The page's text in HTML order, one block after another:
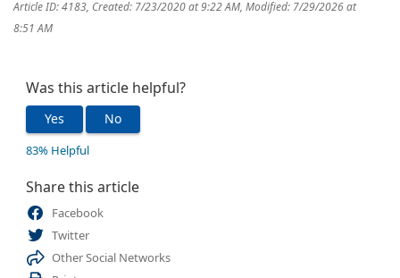
Article ID: 4183, Created: 7/23/2020 at 9:22 AM, Modified: 7/29/2026 at
8:51 AM
Was this article helpful?
Yes No
83% Helpful
Share this article
Facebook
Twitter
Other Social Networks